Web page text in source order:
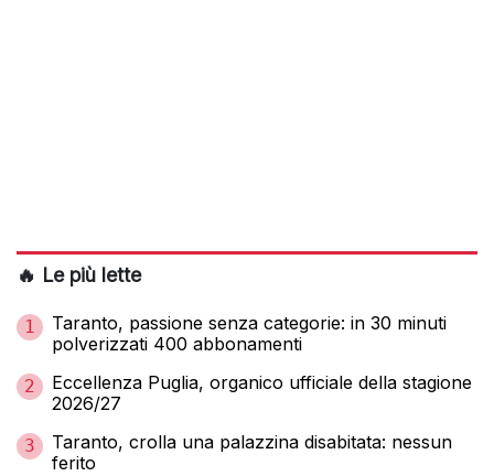
🔥 Le più lette
1
Taranto, passione senza categorie: in 30 minuti
polverizzati 400 abbonamenti
2
Eccellenza Puglia, organico ufficiale della stagione
2026/27
3
Taranto, crolla una palazzina disabitata: nessun
ferito